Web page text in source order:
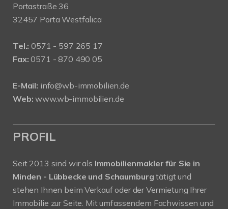
Portastraße 36
32457 Porta Westfalica
Tel.: 0571 - 597 265 17
Fax: 0571 - 870 490 05
E-Mail: info@wb-immobilien.de
Web: www.wb-immobilien.de
PROFIL
Seit 2013 sind wir als Immobilienmakler für Sie in
Minden - Lübbecke und Schaumburgtätigt und
stehen Ihnen beim Verkauf oder der Vermietung Ihrer
Immobilie zur Seite. Mit umfassendem Fachwissen und